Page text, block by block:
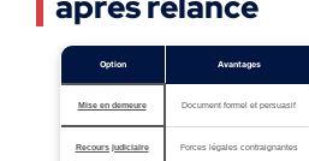
Option Avantages
Mise en demeure Document formel et persuasif
Recours judiciaire Forces légales contraignantes